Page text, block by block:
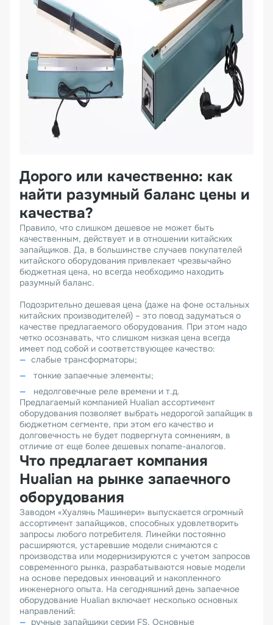
Дорого или качественно: как
найти разумный баланс цены и
качества?
Правило, что слишком дешевое не может быть
качественным, действует и в отношении китайских
запайщиков. Да, в большинстве случаев покупателей
китайского оборудования привлекает чрезвычайно
бюджетная цена, но всегда необходимо находить
разумный баланс.
Подозрительно дешевая цена (даже на фоне остальных
китайских производителей) – это повод задуматься о
качестве предлагаемого оборудования. При этом надо
четко осознавать, что слишком низкая цена всегда
имеет под собой и соответствующее качество:
слабые трансформаторы;
тонкие запаечные элементы;
недолговечные реле времени и т.д.
Предлагаемый компанией Hualian ассортимент
оборудования позволяет выбрать недорогой запайщик в
бюджетном сегменте, при этом его качество и
долговечность не будет подвергнута сомнениям, в
отличие от еще более дешевых noname-аналогов.
Что предлагает компания
Hualian на рынке запаечного
оборудования
Заводом «Хуалянь Машинери» выпускается огромный
ассортимент запайщиков, способных удовлетворить
запросы любого потребителя. Линейки постоянно
расширяются, устаревшие модели снимаются с
производства или модернизируются с учетом запросов
современного рынка, разрабатываются новые модели
на основе передовых инноваций и накопленного
инженерного опыта. На сегодняшний день запаечное
оборудование Hualian включает несколько основных
направлений:
ручные запайщики серии FS. Основные